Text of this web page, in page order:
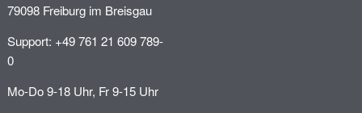
79098 Freiburg im Breisgau
Support: +49 761 21 609 789-
0
Mo-Do 9-18 Uhr, Fr 9-15 Uhr